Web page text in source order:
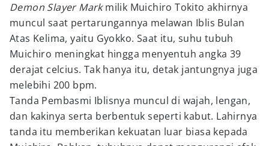
Demon Slayer Markmilik Muichiro Tokito akhirnya
muncul saat pertarungannya melawan Iblis Bulan
Atas Kelima, yaitu Gyokko. Saat itu, suhu tubuh
Muichiro meningkat hingga menyentuh angka 39
derajat celcius. Tak hanya itu, detak jantungnya juga
melebihi 200 bpm.
Tanda Pembasmi Iblisnya muncul di wajah, lengan,
dan kakinya serta berbentuk seperti kabut. Lahirnya
tanda itu memberikan kekuatan luar biasa kepada